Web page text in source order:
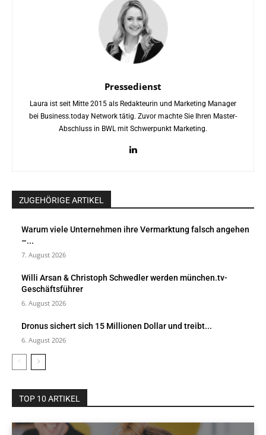
Pressedienst
Laura ist seit Mitte 2015 als Redakteurin und Marketing Manager
bei Business.today Network tätig. Zuvor machte Sie Ihren Master-
Abschluss in BWL mit Schwerpunkt Marketing.
ZUGEHÖRIGE ARTIKEL
Warum viele Unternehmen ihre Vermarktung falsch angehen
–...
7. August 2026
Willi Arsan & Christoph Schwedler werden münchen.tv-
Geschäftsführer
6. August 2026
Dronus sichert sich 15 Millionen Dollar und treibt...
6. August 2026
TOP 10 ARTIKEL